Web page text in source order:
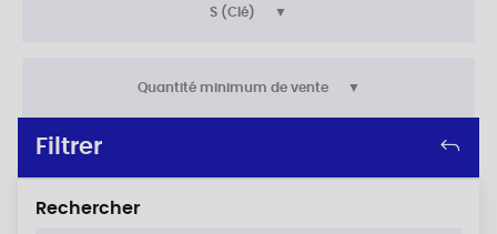
S (Clé)
Quantité minimum de vente
Filtrer
Rechercher